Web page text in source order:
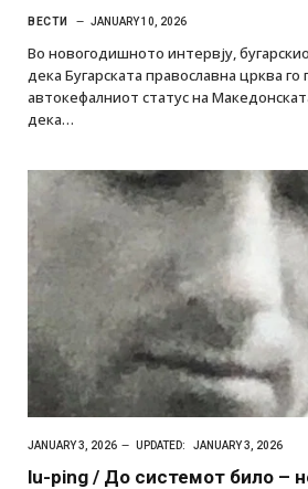
ВЕСТИ JANUARY 10, 2026
Во новогодишното интервју,
дека Бугарската православна црква го
автокефалниот статус на
дека…
JANUARY 3, 2026 UPDATED: JANUARY 3, 2026
lu-ping / До системот било –